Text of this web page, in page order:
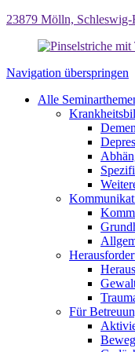
23879 Mölln, Schleswig-
Navigation überspringen
Alle
Für